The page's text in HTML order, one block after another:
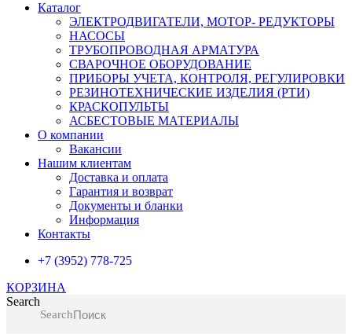
Каталог
ЭЛЕКТРОДВИГАТЕЛИ, МОТОР- РЕДУКТОРЫ
НАСОСЫ
ТРУБОПРОВОДНАЯ АРМАТУРА
СВАРОЧНОЕ ОБОРУДОВАНИЕ
ПРИБОРЫ УЧЕТА, КОНТРОЛЯ, РЕГУЛИРОВКИ
РЕЗИНОТЕХНИЧЕСКИЕ ИЗДЕЛИЯ (РТИ)
КРАСКОПУЛЬТЫ
АСБЕСТОВЫЕ МАТЕРИАЛЫ
О компании
Вакансии
Нашим клиентам
Доставка и оплата
Гарантия и возврат
Документы и бланки
Информация
Контакты
+7 (3952) 778-725
КОРЗИНА
Search
Search